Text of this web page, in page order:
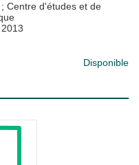
; Centre d'études et de
2013
Disponible